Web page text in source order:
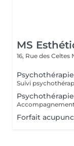
MS
16, Rue des Celtes
Forfait